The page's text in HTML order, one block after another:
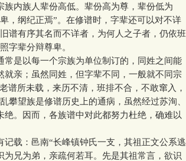
内族人辈份高低。辈份高为尊，辈份低为
，纲纪正焉”。在修谱时，字辈还可以对不详
谱有序其名而不详者，为何人之子者，仍依班
字辈分辩尊卑。
是以每一个宗族为单位制订的，同姓之间能
亲；虽然同姓，但字辈不同，一般就不同宗
谱所未载，来历不清，班排不合，不敢窜入，
攀望族是修谱历史上的通病，虽然经过苏洵、
。因而，各族谱中对此都努力杜绝，确难以
载：邑南“长峰镇钟氏一支，其祖正文公系逃
兄为弟，亲疏何若耳。先是其祖常言，欲识